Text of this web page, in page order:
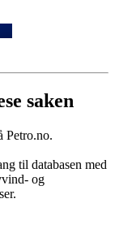
saken
Petro.no.
til databasen med
og